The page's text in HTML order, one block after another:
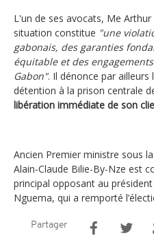
L'un de ses avocats, Me
situation constitue "une
gabonais, des garanties
équitable et des
Gabon". Il dénonce par ailleurs
détention à la prison centrale
libération immédiate de son
Ancien Premier ministre sous
Alain-Claude Bilie-By-Nze est
principal opposant au
Nguema, qui a remporté
Partager